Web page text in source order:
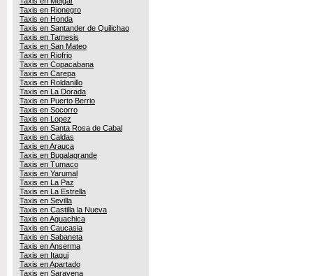
Taxis en Rionegro
Taxis en Honda
Taxis en Santander de Quilichao
Taxis en Tamesis
Taxis en San Mateo
Taxis en Riofrio
Taxis en Copacabana
Taxis en Carepa
Taxis en Roldanillo
Taxis en La Dorada
Taxis en Puerto Berrio
Taxis en Socorro
Taxis en Lopez
Taxis en Santa Rosa de Cabal
Taxis en Caldas
Taxis en Arauca
Taxis en Bugalagrande
Taxis en Tumaco
Taxis en Yarumal
Taxis en La Paz
Taxis en La Estrella
Taxis en Sevilla
Taxis en Castilla la Nueva
Taxis en Aguachica
Taxis en Caucasia
Taxis en Sabaneta
Taxis en Anserma
Taxis en Itagui
Taxis en Apartado
Taxis en Saravena